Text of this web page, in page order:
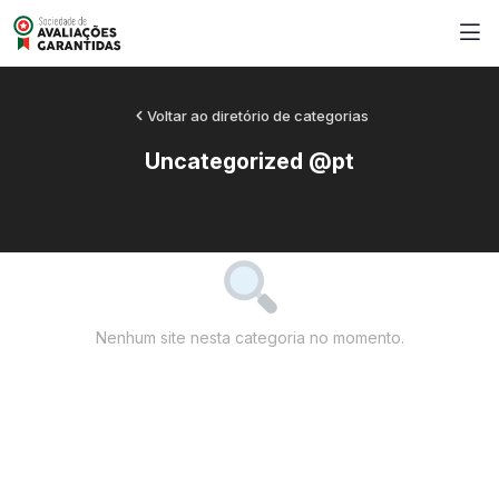
Voltar ao diretório de categorias
Uncategorized @pt
Nenhum site nesta categoria no momento.